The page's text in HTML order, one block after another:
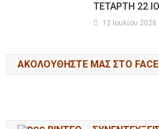
ΤΕΤΑΡΤΗ 22
12 Ιουλίου 2026
ΑΚΟΛΟΥΘΉΣΤΕ ΜΑΣ ΣΤΟ